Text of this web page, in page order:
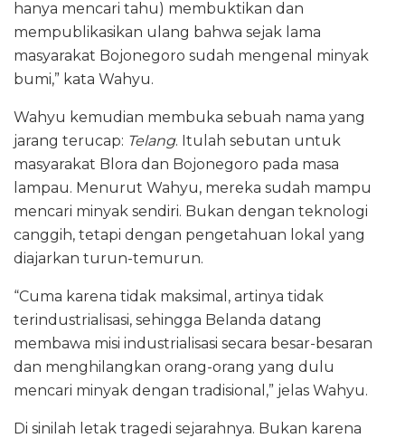
hanya mencari tahu) membuktikan dan
mempublikasikan ulang bahwa sejak lama
masyarakat Bojonegoro sudah mengenal minyak
bumi,” kata Wahyu.
Wahyu kemudian membuka sebuah nama yang
jarang terucap: Telang. Itulah sebutan untuk
masyarakat Blora dan Bojonegoro pada masa
lampau. Menurut Wahyu, mereka sudah mampu
mencari minyak sendiri. Bukan dengan teknologi
canggih, tetapi dengan pengetahuan lokal yang
diajarkan turun-temurun.
“Cuma karena tidak maksimal, artinya tidak
terindustrialisasi, sehingga Belanda datang
membawa misi industrialisasi secara besar-besaran
dan menghilangkan orang-orang yang dulu
mencari minyak dengan tradisional,” jelas Wahyu.
Di sinilah letak tragedi sejarahnya. Bukan karena